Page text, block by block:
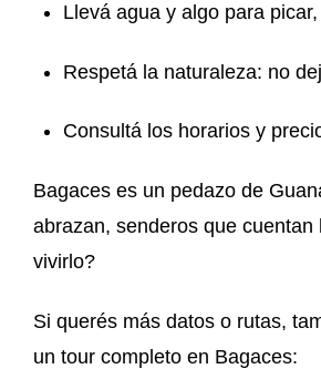
Llevá agua y algo para
Respetá la naturaleza: no
Consultá los horarios y
Bagaces es un pedazo de
abrazan, senderos que
vivirlo?
Si querés más datos o rutas,
un tour completo en Bagaces: